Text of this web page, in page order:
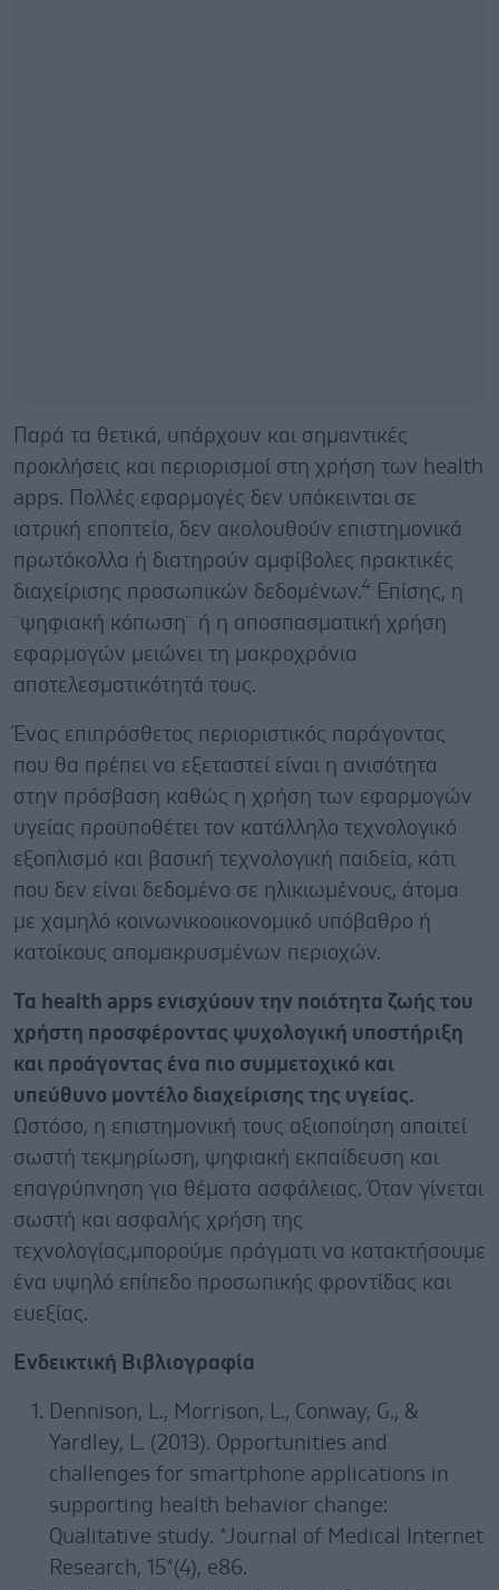
Παρά τα θετικά, υπάρχουν και σημαντικές
προκλήσεις και περιορισμοί στη χρήση των health
apps. Πολλές εφαρμογές δεν υπόκεινται σε
ιατρική εποπτεία, δεν ακολουθούν επιστημονικά
πρωτόκολλα ή διατηρούν αμφίβολες πρακτικές
διαχείρισης προσωπικών δεδομένων.4
Επίσης, η
¨ψηφιακή κόπωση¨ ή η αποσπασματική χρήση
εφαρμογών μειώνει τη μακροχρόνια
αποτελεσματικότητά τους.
Ένας επιπρόσθετος περιοριστικός παράγοντας
που θα πρέπει να εξεταστεί είναι η ανισότητα
στην πρόσβαση καθώς η χρήση των εφαρμογών
υγείας προϋποθέτει τον κατάλληλο τεχνολογικό
εξοπλισμό και βασική τεχνολογική παιδεία, κάτι
που δεν είναι δεδομένο σε ηλικιωμένους, άτομα
με χαμηλό κοινωνικοοικονομικό υπόβαθρο ή
κατοίκους απομακρυσμένων περιοχών.
Τα health apps ενισχύουν την ποιότητα ζωής του
χρήστη προσφέροντας ψυχολογική υποστήριξη
και προάγοντας ένα πιο συμμετοχικό και
υπεύθυνο μοντέλο διαχείρισης της υγείας.
Ωστόσο, η επιστημονική τους αξιοποίηση απαιτεί
σωστή τεκμηρίωση, ψηφιακή εκπαίδευση και
επαγρύπνηση για θέματα ασφάλειας. Όταν γίνεται
σωστή και ασφαλής χρήση της
τεχνολογίας,μπορούμε πράγματι να κατακτήσουμε
ένα υψηλό επίπεδο προσωπικής φροντίδας και
ευεξίας.
Ενδεικτική Βιβλιογραφία
Dennison, L., Morrison, L., Conway, G., &
Yardley, L. (2013). Opportunities and
challenges for smartphone applications in
supporting health behavior change:
Qualitative study. *Journal of Medical Internet
Research, 15*(4), e86.